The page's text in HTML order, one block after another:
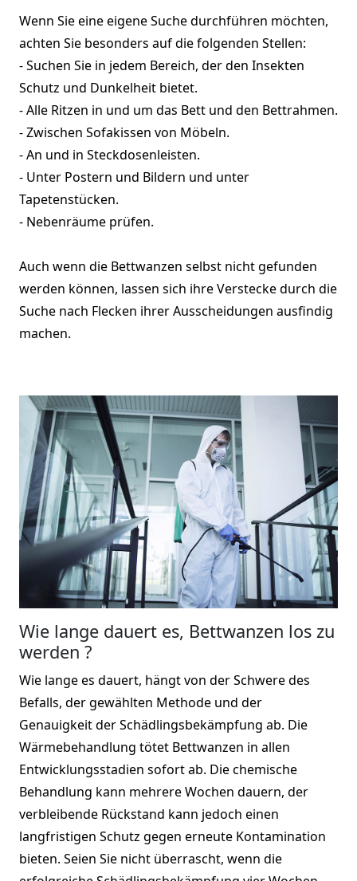
Wenn Sie eine eigene Suche durchführen möchten,
achten Sie besonders auf die folgenden Stellen:
- Suchen Sie in jedem Bereich, der den Insekten
Schutz und Dunkelheit bietet.
- Alle Ritzen in und um das Bett und den Bettrahmen.
- Zwischen Sofakissen von Möbeln.
- An und in Steckdosenleisten.
- Unter Postern und Bildern und unter
Tapetenstücken.
- Nebenräume prüfen.
Auch wenn die Bettwanzen selbst nicht gefunden
werden können, lassen sich ihre Verstecke durch die
Suche nach Flecken ihrer Ausscheidungen ausfindig
machen.
Wie lange dauert es, Bettwanzen los zu
werden ?
Wie lange es dauert, hängt von der Schwere des
Befalls, der gewählten Methode und der
Genauigkeit der Schädlingsbekämpfung ab. Die
Wärmebehandlung tötet Bettwanzen in allen
Entwicklungsstadien sofort ab. Die chemische
Behandlung kann mehrere Wochen dauern, der
verbleibende Rückstand kann jedoch einen
langfristigen Schutz gegen erneute Kontamination
bieten. Seien Sie nicht überrascht, wenn die